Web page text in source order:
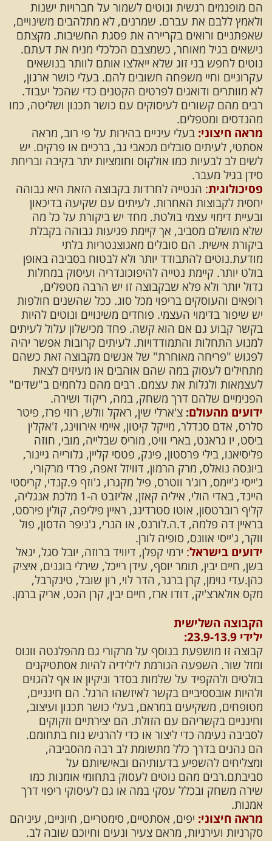
הם מופנמים רגשית ונוטים לשמור על חברויות ישנות
ולאמץ ללבם את עברם. שמרנים, לא מתלהבים משינויים,
שאפתניים ורואים בקריירה את פסגת החשיבות. מקצתם
נישאים בגיל מאוחר, כשמצבם הכלכלי מניח את דעתם.
נוטים לחפש בני זוג שלא ייאלצו אותם לוותר בנושאים
עקרוניים וחיי משפחה חשובים להם. בעלי כושר ארגון,
לא מוותרים ודואגים לפרטים הקטנים כדי שהכל יעבוד.
רבים מהם קשורים לעיסוקים עם כושר תכנון ושליטה, כמו
מהנדסים ומטפלים.
מראה חיצוני: בעלי עיניים בהירות על פי רוב, מראה
אסתטי, לעיתים סובלים מכאבי גב, ברכיים או פרקים. יש
לשים לב לבעיות כמו אולקוס וחומציות יתר בקיבה ובריחת
סידן בגיל מעבר.
פסיכולוגית: הנטייה לחרדות בקבוצה הזאת היא גבוהה
יחסית לקבוצות האחרות. לעיתים עם שקיעה בדיכאון
ובעיית דימוי עצמי בולטת. מחד יש ביקורת על כל מה
שלא מושלם מסביב, אך קיימת פגיעות גבוהה בקבלת
ביקורת אישית. הם סובלים מאגוצנטריות בלתי
מודעת.נוטים להתבודד יותר ולא לבטוח בסביבה באופן
בולט יותר. קיימת נטייה להיפוכונדריה ועיסוק במחלות
גדול יותר ולא פלא שבקבוצה זו יש הרבה מטפלים,
רופאים והעוסקים בריפוי מכל סוג. ככל שהשנים חולפות
יש שיפור בדימוי העצמי. פוחדים משינויים ונוטים להיות
בקשר קבוע גם אם הוא קשה. פחד מכישלון עלול לעיתים
למנוע התחלות והתמודדויות. לעיתים קרובות אפשר יהיה
לפגוש "פריחה מאוחרת" של אנשים מקבוצה זאת כשהם
מתחילים לעסוק במה שהם אוהבים או מעיזים לצאת
לעצמאות ולגלות את עצמם. רבים מהם נלחמים ב"שדים"
הפנימיים שלהם דרך משחק, במה, ריקוד ושירה.
ידועים מהעולם: צ'ארלי שין, ראקל וולש, רוזי פרז, פיטר
סלרס, אדם סנדלר, מייקל קיטון, איימי אירווינג, ז'אקלין
ביסט, יו גראנט, בארי וויט, מוריס שבלייה, מובי, חוזה
פליסיאנו, בילי פרסטון, פינק, פטסי קליין, גלורייה גיינור,
ביונסה נואלס, מרק הרמון, דוויזל זאפה, פרדי מרקורי,
ג'ייסי ג'יימס, רוג'ר ווטרס, פיל מקגרו, ג'וזף פ.קנדי, קריסטי
היינד, באדי הולי, איליה קאזן, אליזבט ה-1 מלכת אנגליה,
קליף רוברטסון, אוטו סטרדינג, ראיין פיליפה, קולין פירסט,
בראיין דה פלמה, ד.ה.לורנס, או הנרי, ג'ניפר הדסון, פול
ווקר, ג'ייסי אוונס, סופיה לורן.
ידועים בישראל: ירמי קפלן, דיוויד ברוזה, יובל סגל, יגאל
בשן, חיים יבין, תומר יוסף, עידן רייכל, שירלי בוגנים, איציק
כהן.עדי נוימן, קרן ברגר, הדר לוי, רון שובל, טינקרבל,
מקס אולארצ'יק, דודו ארז, חיים יבין, קרן הכט, אריק ברמן.
הקבוצה השלישית
ילידי 23.9-13.9:
קבוצה זו מושפעת בנוסף על מרקורי גם מהפלנטה וונוס
ומזל שור. השפעה הגורמת לילידיה להיות אסתטיקנים
בולטים ולהקפיד על שלמות בסדר וניקיון או אף להגזים
ולהיות אובססיביים בקשר לאיזשהו הרגל. הם חינניים,
מטופחים, משקיעים במראם, בעלי כושר תכנון ועיצוב,
וחינניים בקשריהם עם הזולת. הם יצירתיים וזקוקים
לסביבה נעימה כדי ליצור או כדי להרגיש נוח בתחומם.
הם נהנים בדרך כלל מתשומת לב רבה מהסביבה,
ומצליחים להשפיע בדעותיהם ובאישיותם על
סביבתם.רבים מהם נוטים לעסוק בתחומי אומנות כמו
שירה משחק ובכלל עסקי במה או גם לעיסוקי ריפוי דרך
אמנות.
מראה חיצוני: יפים, אסתטיים, סימטריים, חיוניים, עיניהם
סקרניות ועירניות, מראם צעיר ונעים וחיוכם שובה לב.